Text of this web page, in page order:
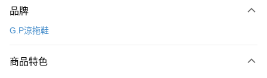
信用卡一次付款
LINE Pay
品牌
G.P涼拖鞋
商品特色